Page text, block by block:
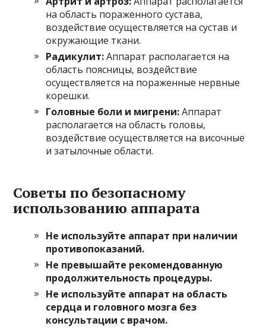
на область пораженного сустава,
воздействие осуществляется на сустав и
окружающие ткани.
Радикулит:Аппарат располагается на
область поясницы, воздействие
осуществляется на пораженные нервные
корешки.
Головные боли и мигрени:Аппарат
располагается на область головы,
воздействие осуществляется на височные
и затылочные области.
Советы по безопасному
использованию аппарата
Не используйте аппарат при наличии
противопоказаний.
Не превышайте рекомендованную
продолжительность процедуры.
Не используйте аппарат на область
сердца и головного мозга без
консультации с врачом.